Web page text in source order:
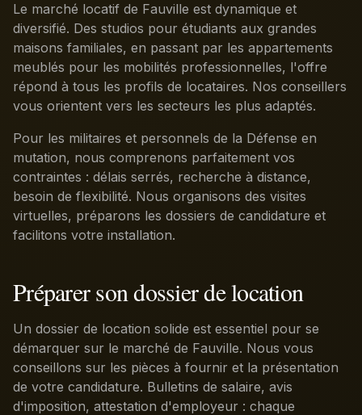
Le marché locatif de Fauville est dynamique et
diversifié. Des studios pour étudiants aux grandes
maisons familiales, en passant par les appartements
meublés pour les mobilités professionnelles, l'offre
répond à tous les profils de locataires. Nos conseillers
vous orientent vers les secteurs les plus adaptés.
Pour les militaires et personnels de la Défense en
mutation, nous comprenons parfaitement vos
contraintes : délais serrés, recherche à distance,
besoin de flexibilité. Nous organisons des visites
virtuelles, préparons les dossiers de candidature et
facilitons votre installation.
Préparer son dossier de location
Un dossier de location solide est essentiel pour se
démarquer sur le marché de Fauville. Nous vous
conseillons sur les pièces à fournir et la présentation
de votre candidature. Bulletins de salaire, avis
d'imposition, attestation d'employeur : chaque